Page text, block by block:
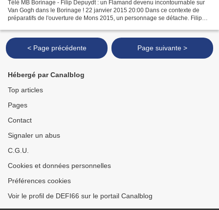
Télé MB Borinage - Filip Depuydt : un Flamand devenu incontournable sur
Van Gogh dans le Borinage ! 22 janvier 2015 20:00 Dans ce contexte de
préparatifs de l'ouverture de Mons 2015, un personnage se détache. Filip
< Page précédente Page suivante >
Hébergé par Canalblog
Top articles
Pages
Contact
Signaler un abus
C.G.U.
Cookies et données personnelles
Préférences cookies
Voir le profil de DEFI66 sur le portail Canalblog